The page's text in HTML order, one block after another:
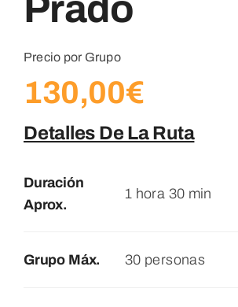
Prado
Precio por Grupo
130,00€
Detalles De La Ruta
Duración
Aprox.
1 hora 30 min
Grupo Máx. 30 personas